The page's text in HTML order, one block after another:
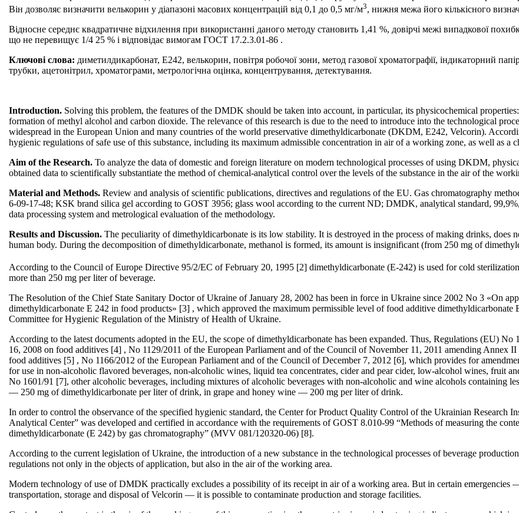
Він дозволяє визначити велькорин у діапазоні масових концентрацій від 0,1 до 0,5 мг/м3, нижня межа його кількісного
Відносне середнє квадратичне відхилення при використанні даного методу становить 1,41 %, довірчі межі випадкової
що не перевищує 1/4 25 % і відповідає вимогам ГОСТ 17.2.3.01-86 .
Ключові слова: диметилдикарбонат, Е242, велькорин, повітря робочої зони, метод газової хроматографії, індикаторний
трубки, ацетонітрил, хроматограми, метрологічна оцінка, концентрування, детектування.
Introduction. Solving this problem, the features of the DMDK should be taken into account, in particular, its physicochemical
formation of methyl alcohol and carbon dioxide. The relevance of this research is due to the need to introduce into the technological
widespread in the European Union and many countries of the world preservative dimethyldicarbonate (DKDM, E242, Velcorin).
hygienic regulations of safe use of this substance, including its maximum admissible concentration in air of a working zone, as well as a
Aim of the Research. To analyze the data of domestic and foreign literature on modern technological processes of using DKDM,
obtained data to scientifically substantiate the method of chemical-analytical control over the levels of the substance in the air of the
Material and Methods. Review and analysis of scientific publications, directives and regulations of the EU. Gas chromatography
6-09-17-48; KSK brand silica gel according to GOST 3956; glass wool according to the current ND; DMDK, analytical standard,
data processing system and metrological evaluation of the methodology.
Results and Discussion. The peculiarity of dimethyldicarbonate is its low stability. It is destroyed in the process of making drinks, does
human body. During the decomposition of dimethyldicarbonate, methanol is formed, its amount is insignificant (from 250 mg of
According to the Council of Europe Directive 95/2/EC of February 20, 1995 [2] dimethyldicarbonate (E-242) is used for cold
more than 250 mg per liter of beverage.
The Resolution of the Chief State Sanitary Doctor of Ukraine of January 28, 2002 has been in force in Ukraine since 2002 No 3 «On
dimethyldicarbonate E 242 in food products» [3] , which approved the maximum permissible level of food additive
Committee for Hygienic Regulation of the Ministry of Health of Ukraine.
According to the latest documents adopted in the EU, the scope of dimethyldicarbonate has been expanded. Thus, Regulations (EU)
16, 2008 on food additives [4] , No 1129/2011 of the European Parliament and of the Council of November 11, 2011 amending Annex
food additives [5] , No 1166/2012 of the European Parliament and of the Council of December 7, 2012 [6], which provides for
for use in non-alcoholic flavored beverages, non-alcoholic wines, liquid tea concentrates, cider and pear cider, low-alcohol wines, fruit
No 1601/91 [7], other alcoholic beverages, including mixtures of alcoholic beverages with non-alcoholic and wine alcohols containing
— 250 mg of dimethyldicarbonate per liter of drink, in grape and honey wine — 200 mg per liter of drink.
In order to control the observance of the specified hygienic standard, the Center for Product Quality Control of the Ukrainian Research
Analytical Center” was developed and certified in accordance with the requirements of GOST 8.010-99 “Methods of measuring the
dimethyldicarbonate (E 242) by gas chromatography” (MVV 081/120320-06) [8].
According to the current legislation of Ukraine, the introduction of a new substance in the technological processes of beverage
regulations not only in the objects of application, but also in the air of the working area.
Modern technology of use of DMDK practically excludes a possibility of its receipt in air of a working area. But in certain
transportation, storage and disposal of Velcorin — it is possible to contaminate production and storage facilities.